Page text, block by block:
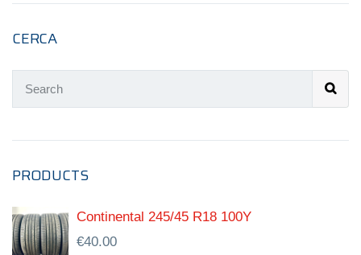
CERCA
PRODUCTS
Continental 245/45 R18 100Y
€40.00